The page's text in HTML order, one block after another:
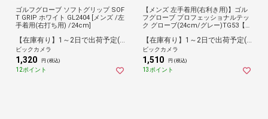
ゴルフグローブ ソフトグリップ SOF
T GRIP ホワイト GL2404 [メンズ /左
手着用(右打ち用) /24cm]
【在庫有り】1～2日で出荷予定(日付指定可)
ビックカメラ
1,320 円 (税込)
12ポイント
【メンズ 左手着用(右利き用)】ゴル
フグローブ プロフェッショナルテッ
ク グローブ(24cm/グレー)TG53【返
【在庫有り】1～2日で出荷予定(日付指定可)
ビックカメラ
1,510 円 (税込)
13ポイント